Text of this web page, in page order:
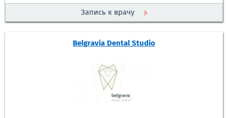
Запись к врачу
Belgravia Dental Studio